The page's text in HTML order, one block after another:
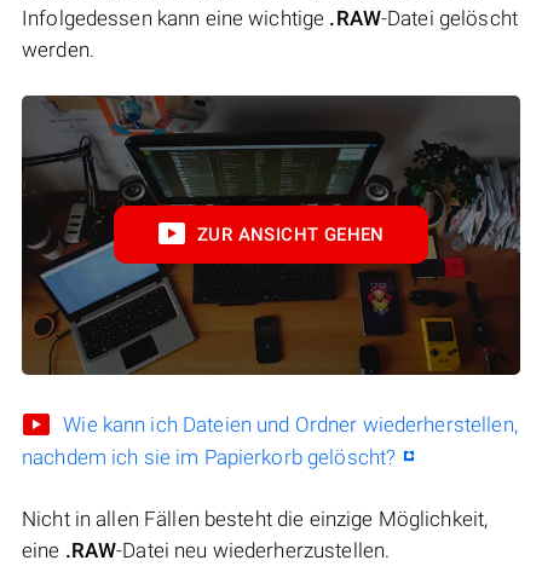
Infolgedessen kann eine wichtige .RAW-Datei gelöscht
werden.
ZUR ANSICHT GEHEN
Wie kann ich Dateien und Ordner wiederherstellen,
nachdem ich sie im Papierkorb gelöscht?
Nicht in allen Fällen besteht die einzige Möglichkeit,
eine .RAW-Datei neu wiederherzustellen.